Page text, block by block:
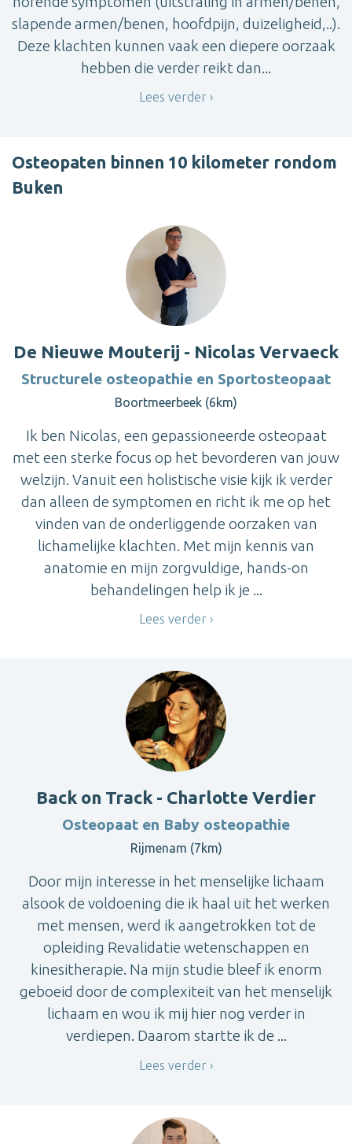
slapende armen/benen, hoofdpijn, duizeligheid,..).
Deze klachten kunnen vaak een diepere oorzaak
hebben die verder reikt dan...
Lees verder
Osteopaten binnen 10 kilometer rondom
Buken
De Nieuwe Mouterij - Nicolas Vervaeck
Structurele osteopathie en Sportosteopaat
Boortmeerbeek (6km)
Ik ben Nicolas, een gepassioneerde osteopaat
met een sterke focus op het bevorderen van jouw
welzijn. Vanuit een holistische visie kijk ik verder
dan alleen de symptomen en richt ik me op het
vinden van de onderliggende oorzaken van
lichamelijke klachten. Met mijn kennis van
anatomie en mijn zorgvuldige, hands-on
behandelingen help ik je ...
Lees verder
Back on Track - Charlotte Verdier
Osteopaat en Baby osteopathie
Rijmenam (7km)
Door mijn interesse in het menselijke lichaam
alsook de voldoening die ik haal uit het werken
met mensen, werd ik aangetrokken tot de
opleiding Revalidatie wetenschappen en
kinesitherapie. Na mijn studie bleef ik enorm
geboeid door de complexiteit van het menselijk
lichaam en wou ik mij hier nog verder in
verdiepen. Daarom startte ik de ...
Lees verder